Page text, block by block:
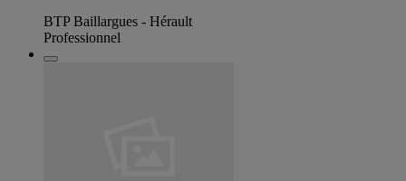
BTP Baillargues - Hérault
Professionnel